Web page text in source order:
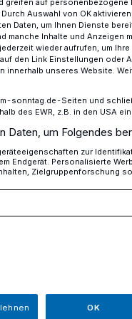
den 4. Moerser City-
somit letzte
statt.
greifen auf personenbezogene
Auswahl von OK
Daten, um Ihnen Dienste
manche Inhalte und Anzeigen
wieder aufrufen, um
den Link Einstellungen oder
innerhalb unseres Website.
sonntag.de-Seiten und
des EWR, z.B. in den USA ein.
Daten, um Folgendes
zur
Endgerät. Personalisierte
Zielgruppenforschung
OK